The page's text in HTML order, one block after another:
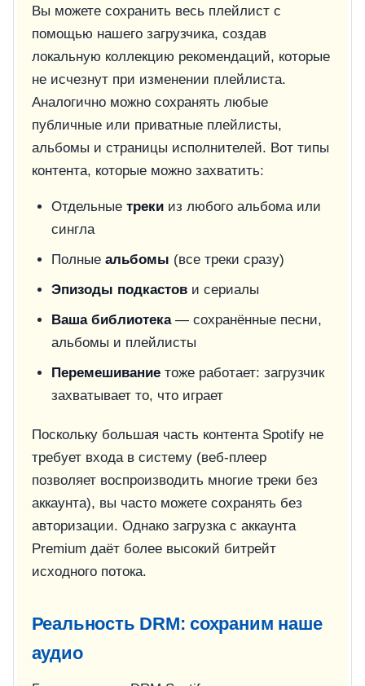
Вы можете сохранить весь плейлист с
помощью нашего загрузчика, создав
локальную коллекцию рекомендаций, которые
не исчезнут при изменении плейлиста.
Аналогично можно сохранять любые
публичные или приватные плейлисты,
альбомы и страницы исполнителей. Вот типы
контента, которые можно захватить:
Отдельные трекииз любого альбома или
сингла
Полные альбомы (все треки сразу)
Эпизоды подкастови сериалы
Ваша библиотека— сохранённые песни,
альбомы и плейлисты
Перемешиваниетоже работает: загрузчик
захватывает то, что играет
Поскольку большая часть контента Spotify не
требует входа в систему (веб-плеер
позволяет воспроизводить многие треки без
аккаунта), вы часто можете сохранять без
авторизации. Однако загрузка с аккаунта
Premium даёт более высокий битрейт
исходного потока.
Реальность DRM: сохраним наше
аудио